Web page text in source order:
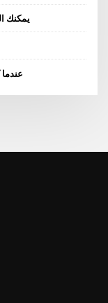
يمكنك